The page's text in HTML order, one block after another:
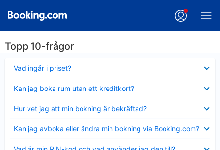
Topp 10-frågor
Vad ingår i priset?
mindre
Kan jag boka rum utan ett kreditkort?
mindre
Hur vet jag att min bokning är bekräftad?
mindre
Kan jag avboka eller ändra min bokning via Booking.com?
mindre